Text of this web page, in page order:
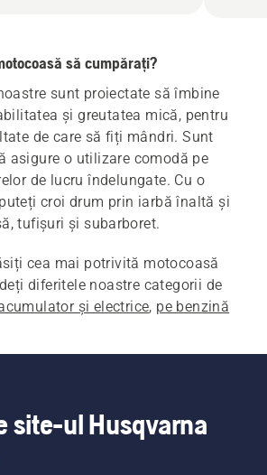
să cumpărați?
sunt proiectate să îmbine
și greutatea mică, pentru
de care să fiți mândri. Sunt
asigure o utilizare comodă pe
de lucru îndelungate. Cu o
croi drum prin iarbă înaltă și
tufișuri și subarboret.
cea mai potrivită motocoasă
și electrice, pe benzină
site-ul Husqvarna